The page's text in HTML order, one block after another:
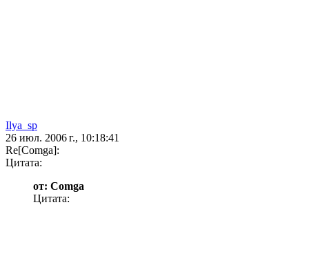
Ilya_sp
26 июл. 2006 г., 10:18:41
Re[Comga]:
Цитата:
от: Comga
Цитата: